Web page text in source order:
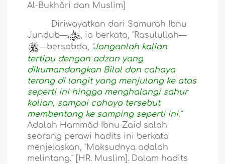
Al-Bukhâri dan Muslim]
Diriwayatkan dari Samurah Ibnu
Jundub—
, ia berkata, "Rasulullah—
—bersabda, 'Janganlah kalian
tertipu dengan adzan yang
dikumandangkan Bilal dan cahaya
terang di langit yang menjulang ke atas
seperti ini hingga menghalangi sahur
kalian, sampai cahaya tersebut
membentang ke samping seperti ini."
Adalah Hammâd Ibnu Zaid salah
seorang perawi hadits ini berkata
menjelaskan, "Maksudnya adalah
melintang." [HR. Muslim]. Dalam hadits